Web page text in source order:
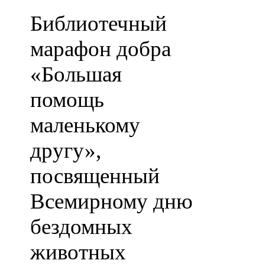
Библиотечный
марафон добра
«Большая
помощь
маленькому
другу»,
посвященный
Всемирному дню
бездомных
животных